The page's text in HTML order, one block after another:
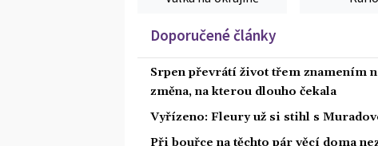
Doporučené články
Srpen převrátí život třem znamením
změna, na kterou dlouho čekala
Vyřízeno: Fleury už si stihl s
Při bouřce na těchto pár věcí doma